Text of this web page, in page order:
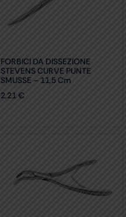
FORBICI DA DISSEZIONE
STEVENS CURVE PUNTE
SMUSSE – 11,5 Cm
2,21€